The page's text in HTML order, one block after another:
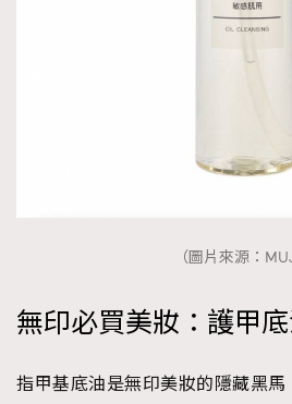
（圖片來源：
無印必買美妝：護甲
指甲基底油是無印美妝的隱藏黑